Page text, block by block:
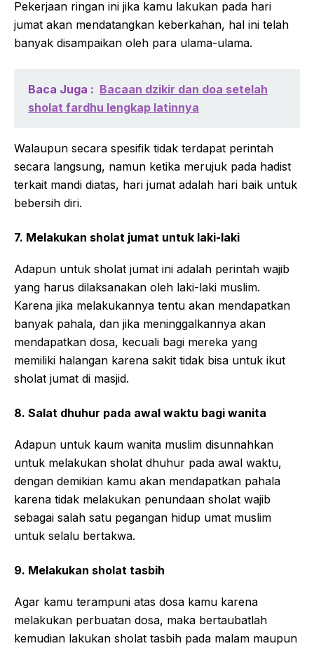
Pekerjaan ringan ini jika kamu lakukan pada hari
jumat akan mendatangkan keberkahan, hal ini telah
banyak disampaikan oleh para ulama-ulama.
Baca Juga : Bacaan dzikir dan doa setelah
sholat fardhu lengkap latinnya
Walaupun secara spesifik tidak terdapat perintah
secara langsung, namun ketika merujuk pada hadist
terkait mandi diatas, hari jumat adalah hari baik untuk
bebersih diri.
7. Melakukan sholat jumat untuk laki-laki
Adapun untuk sholat jumat ini adalah perintah wajib
yang harus dilaksanakan oleh laki-laki muslim.
Karena jika melakukannya tentu akan mendapatkan
banyak pahala, dan jika meninggalkannya akan
mendapatkan dosa, kecuali bagi mereka yang
memiliki halangan karena sakit tidak bisa untuk ikut
sholat jumat di masjid.
8. Salat dhuhur pada awal waktu bagi wanita
Adapun untuk kaum wanita muslim disunnahkan
untuk melakukan sholat dhuhur pada awal waktu,
dengan demikian kamu akan mendapatkan pahala
karena tidak melakukan penundaan sholat wajib
sebagai salah satu pegangan hidup umat muslim
untuk selalu bertakwa.
9. Melakukan sholat tasbih
Agar kamu terampuni atas dosa kamu karena
melakukan perbuatan dosa, maka bertaubatlah
kemudian lakukan sholat tasbih pada malam maupun